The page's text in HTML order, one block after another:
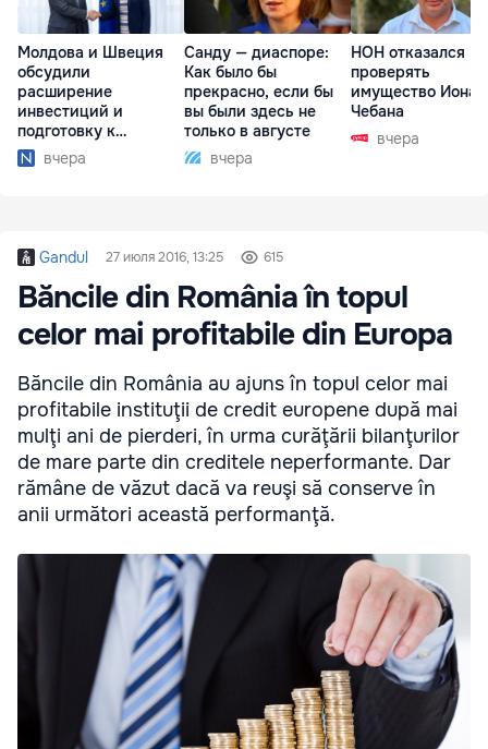
Молдова и Швеция
обсудили
расширение
инвестиций и
подготовку к
отопительному
сезону
вчера
Санду — диаспоре:
Как было бы
прекрасно, если бы
вы были здесь не
только в августе
вчера
НОН отказался
проверять
имущество Иона
Чебана
вчера
Gandul 27 июля 2016, 13:25 615
Băncile din România în topul
celor mai profitabile din Europa
Băncile din România au ajuns în topul celor mai
profitabile in­stituţii de credit europene după mai
mulţi ani de pierderi, în urma curăţării bilanţurilor
de mare parte din creditele neperformante. Dar
rămâne de văzut dacă va reuşi să conserve în
anii următori această performanţă.